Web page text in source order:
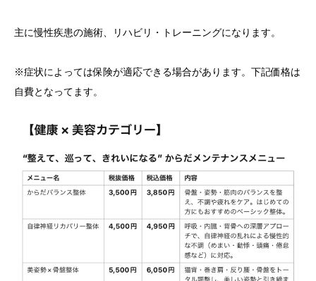
主に慢性疾患の施術、リハビリ・トレーニングになります。
※症状によっては保険が適応できる場合があります。下記価格は
自費となってます。